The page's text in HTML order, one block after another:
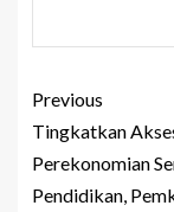
Previous
Tingkatkan
Perekonomian
Pendidikan,